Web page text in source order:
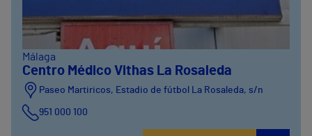
Málaga
Centro Médico Vithas La Rosaleda
Paseo Martiricos, Estadio de fútbol La Rosaleda, s/n
951 000 100